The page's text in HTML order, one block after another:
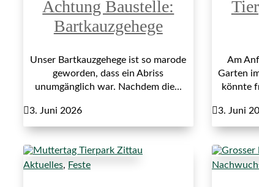
Achtung Baustelle:
Bartkauzgehege
Unser Bartkauzgehege ist so marode
geworden, dass ein Abriss
unumgänglich war. Nachdem die...
3. Juni 2026
Am
Garten
könnte
3. Juni
Aktuelles, Feste